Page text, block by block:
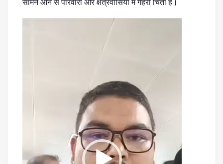
सामने आने से परिवारों और क्षेत्रवासियों में गहरी चिंता है।